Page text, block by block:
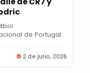
de Portugal
2 de julio, 2026